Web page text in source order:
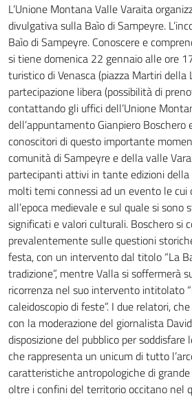
L’Unione Montana Valle Varaita
divulgativa sulla Baìo di Sampeyre.
Baìo di Sampeyre. Conoscere e
si tiene domenica 22 gennaio alle ore
turistico di Venasca (piazza Martiri della
partecipazione libera (possibilità di
contattando gli uffici dell’Unione
dell’appuntamento Gianpiero Boschero
conoscitori di questo importante
comunità di Sampeyre e della valle
partecipanti attivi in tante edizioni
molti temi connessi ad un evento le cui
all’epoca medievale e sul quale si
significati e valori culturali. Boschero si
prevalentemente sulle questioni
festa, con un intervento dal titolo “La
tradizione”, mentre Valla si soffermerà
ricorrenza nel suo intervento intitolato
caleidoscopio di feste”. I due relatori,
con la moderazione del giornalista
disposizione del pubblico per
che rappresenta un unicum di tutto
caratteristiche antropologiche di
oltre i confini del territorio occitano nel